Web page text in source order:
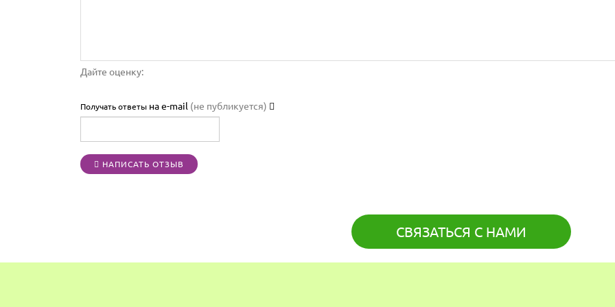
Дайте оценку:
Получать ответы на e-mail (не публикуется)
НАПИСАТЬ ОТЗЫВ
СВЯЗАТЬСЯ С НАМИ